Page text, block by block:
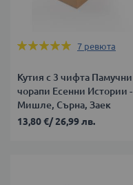
Оценка:
7 ревюта
Кутия с 3 чифта Памучни
чорапи Есенни Истории -
Мишле, Сърна, Заек
13,80 €/26,99 лв.